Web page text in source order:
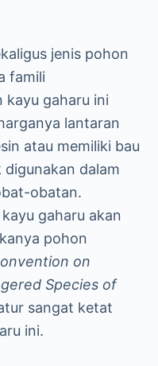
jenis pohon
famili
kayu gaharu ini
lantaran
atau memiliki bau
dalam
obatan.
gaharu akan
pohon
on
Species of
sangat ketat
ini.